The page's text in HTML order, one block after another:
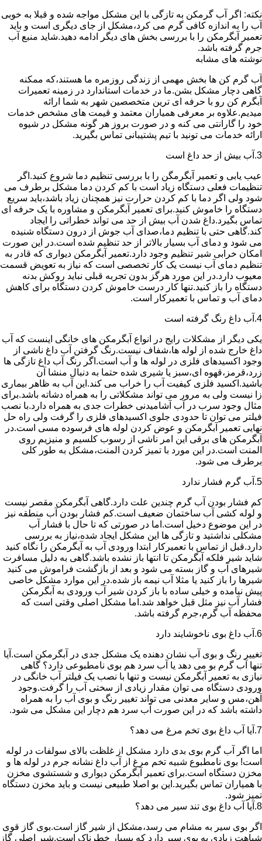
نکته: اگر آب گرمکن به تازگی با این مشکل مواجه شده و قبلا به خوبی
آب را به اندازه کافی گرم می کرد،مشکل از جای دیگری است و باید
تعمیر آبگرمکن را با بررسی بخش های دیگر ادامه دهید.شاید منبع آب
جرم گرفته باشد.
نوشته های مشابه
آب گرم کن ها بخش مهمی از زندگی روزمره ما هستند،که ممکنه
گاهی دچار مشکل بشن.ما در خدمات استاندارد در زمینه تعمیرات
آبگرم کن رو با حرفه ای ترین متخصصین شهر به شما ارائه
میدیم.علاوه بر معرفی همیاران معتمد و قیمت های مشخص خدمات
خود را گارانتی می کنه و در صورت بروز هر گونه مشکل در شیوه
ارائه خدمات می تونید با تیم پشتیبانی تماس بگیرید.
3.آب بیش از حد داغ است
عیب یابی و تعمیر آبگرمگن را با بررسی تنظیم دما شروع کنید.اگر
تنظیمات فعلی دستگاه زیاد است با کم کردن دما مشکل برطرف می
شود ولی اگر دما با کم کردن حرارت نیز همچنان زیاد باشد،باید سریع
دستگاه را خاموش کنید.برای تعمیر آبگرمکن و مشاوره با یک حرفه ای
تماس بگیرد.داغ شدن آب بیش از حد می تواند خطراتی را ایجاد
کند.گاهی حتی با تنظیم دما،صدای آب جوش از درون دستگاه شنیده
می شود و دمای آب بسیار بالاتر از حد تنظیم شده است.در این صورت
امکان خرابی شیر تنظیم وجود دارد.تعمیر آبگرمکن دیواری که قادر به
تنظیم دمای آب نیست یک کار تخصصی است که نیاز به تعویض قسمت
معیوب دارد.در این مورد هرگز بدون تجربه قبلی نباید روکش بدنه
دستگاه را باز کنید.تنها کار درست خاموش کردن دستگاه برای کاهش
دمای آب و تماس با تعمیرکار است.
4.آب داغ رنگ گرفته است
یکی دیگر از مشکلات رایج در انواع آبگرمکن های خانگی اینست که آب
داغ خارج شده از لوله ها،شفاف نیست.رنگ گرفتن آب داغ ناشی از
وجود اکسیدهای فلزی در لوله ها و آب است.اگر رنگ آب داغ تازگی ها
زرد،قرمز،قهوه ای،سبز یا شیری شده حتما به دنبال منشا آن
باشید.اکسید فلزی کیفیت آب را خراب می کند.این آب به ظاهر بیماری
زا نیست ولی به مرور می تواند مشکلاتی را به همراه دشاته باشد.برای
مثال وجود سرب در آب آشامیدنی خطرات جدی به همراه دارد.با نصب
فیلتر می توان تا حدودی جلوی اکسیدهای فلزی را گرفت ولی راه حل
نهایی تعمیر آبگرمکن و عوض کردن لوله های فرسوده مسی است.در
آبگرمکن های برقی این امر ناشی از رسوب کلسیم و منیزیم روی
المنت است.در این مورد با تمیز کردن المنت،مشکل به طور کلی
برطرف می شود.
5.آب گرم فشار ندارد
کم فشار بودن آب گرم چندین علت دارد.گاهی آبگرمکن مقصر نیست
و لوله کشی آب ساختمان ضعیف است.کم فشار بودن آب منطقه نیز
در این موضوع دخیل است.اما در صورتی که تا حال با فشار آب
مشکلی نداشتید و تازگی ها این مشکل ایجاد شده،نیاز به بررسی
دارد.قبل از تماس با تعمیرکار ابتدا ورودی آب به آبگرمکن را نگاه کنید
شاید شیر فلکه آبگرمکن تا انتها باز نشده باشد.گاهی به دلیل مسافرت
شیرهای آب و گاز بسته می شود و بعد از بازگشت فراموش می کنید
شیرها را باز کنید یا مثلا آب نیمه باز شده.در این موارد مشکل خاصی
پیش نیامده و خیلی ساده با باز کردن شیر آب ورودی به آبگرمکن
فشار آب نیز مثل قبل خواهد شد.اما مشکل اصلی وقتی است که
محفظه آب گرم،جرم گرفته باشد.
6.آب داغ بوی ناخوشایند دارد
تغییر رنگ و بوی آب نشان دهنده یک مشکل جدی در آبگرمکن است.آیا
تنها آب گرم بو می دهد یا آب سرد هم بوی نامطبوعی دارد؟ گاهی
نیازی به تعمیر آبگرمکن نیست و تنها با نصب یک فیلتر آب خانگی در
ورودی دستگاه می توان مقدار زیادی از سختی آب را گرفت.وجود
آهن،مس و سایر معدنی می تواند تغییر رنگ و بوی آب را به همراه
داشته باشد که در این صورت آب سرد هم دچار این مشکل می شود.
7.آیا آب داغ بوی تخم مرغ می دهد؟
اما اگر آب گرم بوی بدی دارد مشکل از غلظت بالای سولفات در لوله
است! بوی نامطبوع شبیه تخم مرغ از آب داغ نشانه جرم در لوله ها و
مخزن دستگاه است.برای تعمیر آبگرمکن دیواری و شستشوی مخزن
با همیاران تماس بگیرید.این بو اصلا طبیعی نیست و باید مخزن دستگاه
تمیز شود.
8.آیا آب داغ بوی تند سیر می دهد؟
اگر بوی سیر به مشام می رسد،مشکل از شیر گاز است.بوی گاز قوی
شباهت زیادی به بوی سیر دارد که بسیار خطرناک است.شیر اصلی گاز